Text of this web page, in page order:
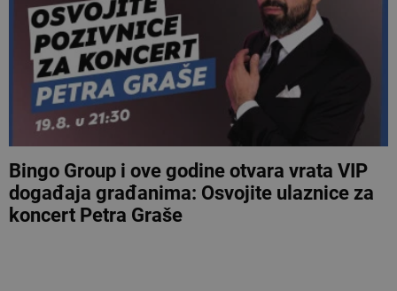
Bingo Group i ove godine otvara vrata VIP
događaja građanima: Osvojite ulaznice za
koncert Petra Graše